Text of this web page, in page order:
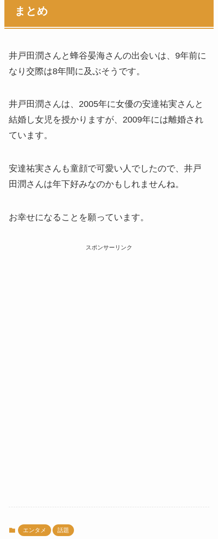
まとめ
井戸田潤さんと蜂谷晏海さんの出会いは、9年前に
なり交際は8年間に及ぶそうです。
井戸田潤さんは、2005年に女優の安達祐実さんと
結婚し女児を授かりますが、2009年には離婚され
ています。
安達祐実さんも童顔で可愛い人でしたので、井戸
田潤さんは年下好みなのかもしれませんね。
お幸せになることを願っています。
スポンサーリンク
エンタメ 話題